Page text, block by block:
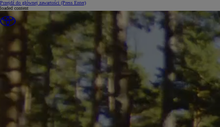
Przejdź do głównej zawartości (Press Enter)
loaded content